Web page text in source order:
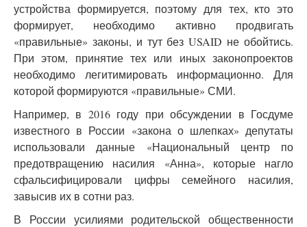
устройства формируется, поэтому для тех, кто это
формирует, необходимо активно продвигать
«правильные» законы, и тут без USAID не обойтись.
При этом, принятие тех или иных законопроектов
необходимо легитимировать информационно. Для
которой формируются «правильные» СМИ.
Например, в 2016 году при обсуждении в Госдуме
известного в России «закона о шлепках» депутаты
использовали данные «Национальный центр по
предотвращению насилия «Анна», которые нагло
сфальсифицировали цифры семейного насилия,
завысив их в сотни раз.
В России усилиями родительской общественности